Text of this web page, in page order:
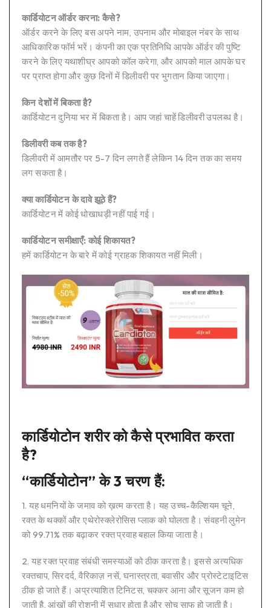
कार्डियोटन ऑर्डर करना: कैसे?
ऑर्डर करने के लिए बस अपने नाम, उपनाम और मोबाइल नंबर के साथ
आधिकारिक फॉर्म भरें। कंपनी का एक प्रतिनिधि आपके ऑर्डर की पुष्टि
करने के लिए यथाशीघ्र आपको कॉल करेगा, और आपको माल आपके घर
पर प्राप्त होगा और कुछ दिनों में डिलीवरी पर भुगतान किया जाएगा।
किन देशों में बिकता है?
कार्डियोटन दुनिया भर में बिकता है। आप जहां चाहें डिलीवरी उपलब्ध है।
डिलीवरी कब तक है?
डिलीवरी में आमतौर पर 5-7 दिन लगते हैं लेकिन 14 दिन तक का समय
लग सकता है।
क्या कार्डियोटन के दावे झूठे हैं?
कार्डियोटन में कोई धोखाधड़ी नहीं पाई गई।
कार्डियोटन समीक्षाएँ: कोई शिकायत?
हमें कार्डियोटन के बारे में कोई ग्राहक शिकायत नहीं मिली।
कार्डियोटोन शरीर को कैसे प्रभावित करता
है?
“कार्डियोटोन” के 3 चरण हैं:
1. यह धमनियों के जमाव को ख़त्म करता है। यह उच्च-कैल्शियम चूने,
रक्त के थक्कों और एथेरोस्क्लेरोसिस प्लाक को घोलता है। संवहनी लुमेन
को 99.71% तक बढ़ाकर रक्त प्रवाह बहाल किया जाता है।
2. यह रक्त प्रवाह संबंधी समस्याओं को ठीक करता है। इससे अत्यधिक
रक्तचाप, सिरदर्द, वैरिकाज़ नसें, घनास्त्रता, बवासीर और प्रोस्टेटाइटिस
ठीक हो जाते हैं। अप्रत्याशित टिनिटस, चक्कर आना और सूजन कम हो
जाती है, आंखों की रोशनी में सुधार होता है और सोच साफ हो जाती है।